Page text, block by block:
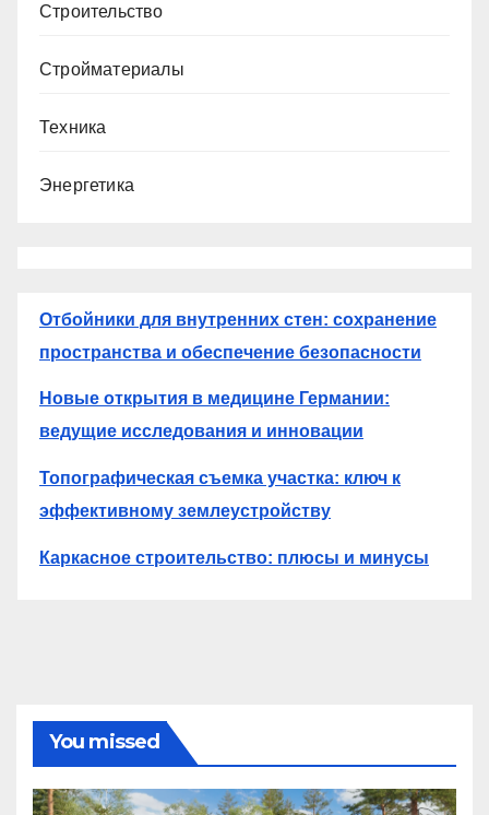
Строительство
Стройматериалы
Техника
Энергетика
Отбойники для внутренних стен: сохранение
пространства и обеспечение безопасности
Новые открытия в медицине Германии:
ведущие исследования и инновации
Топографическая съемка участка: ключ к
эффективному землеустройству
Каркасное строительство: плюсы и минусы
You missed